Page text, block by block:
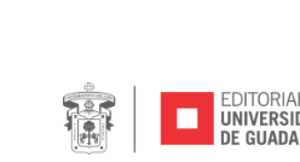
TODOS LOS
SOBRE